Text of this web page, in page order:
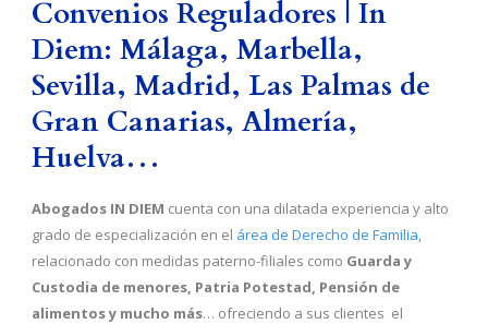
Convenios Reguladores | In
Diem: Málaga, Marbella,
Sevilla, Madrid, Las Palmas de
Gran Canarias, Almería,
Huelva…
Abogados IN DIEM cuenta con una dilatada experiencia y alto
grado de especialización en el área de Derecho de Familia,
relacionado con medidas paterno-filiales como Guarda y
Custodia de menores, Patria Potestad, Pensión de
alimentos y mucho más… ofreciendo a sus clientes el